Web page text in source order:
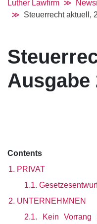
Luther Lawfirm
Steuerrecht aktuell,
Ausgabe
Contents
1. PRIVAT
1.1.
2. UNTERNEHMNEN
2.1. Kein Vorrang